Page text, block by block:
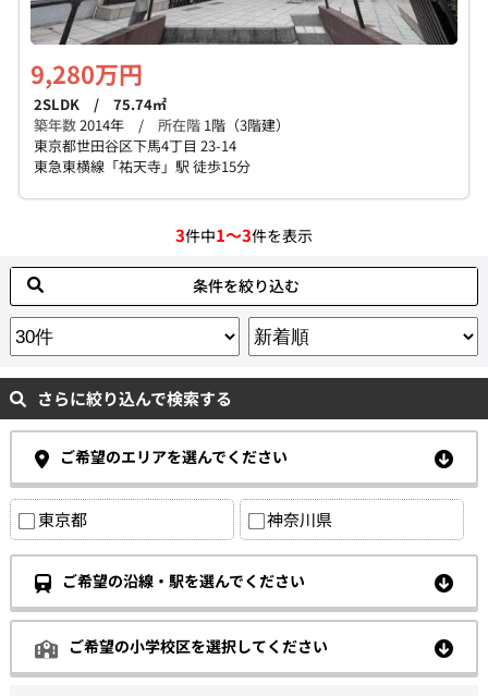
9,280万円
2SLDK / 75.74㎡
築年数2014年 / 所在階 1階（3階建）
東京都世田谷区下馬4丁目 23-14
東急東横線「祐天寺」駅 徒歩15分
3件中1～3件を表示
条件を絞り込む
さらに絞り込んで検索する
ご希望のエリアを選んでください
東京都 神奈川県
ご希望の沿線・駅を選んでください
ご希望の小学校区を選択してください